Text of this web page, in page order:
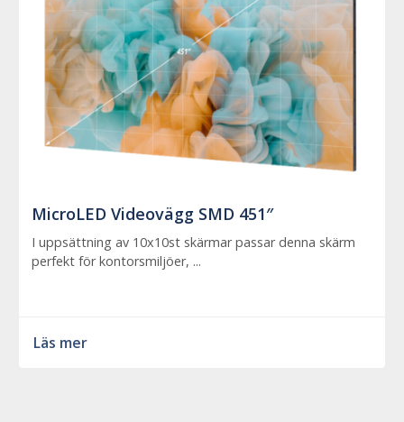
MicroLED Videovägg SMD 451″
I uppsättning av 10x10st skärmar passar denna skärm
perfekt för kontorsmiljöer, ...
Läs mer